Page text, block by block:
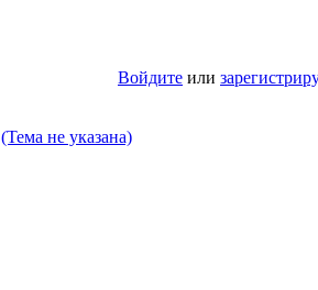
Войдите или
(Тема не указана)